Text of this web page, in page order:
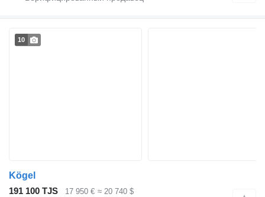
10
Kögel
191 100 TJS
17 950 € ≈ 20 740 $